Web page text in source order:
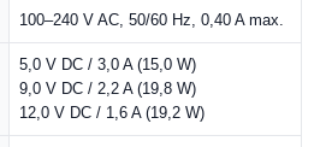
100–240 V AC, 50/60 Hz, 0,40 A max.
5,0 V DC / 3,0 A (15,0 W)
9,0 V DC / 2,2 A (19,8 W)
12,0 V DC / 1,6 A (19,2 W)